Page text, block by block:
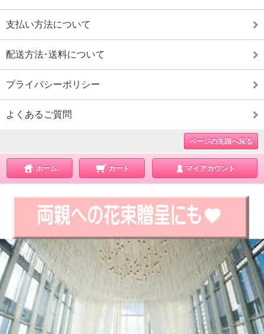
支払い方法について
配送方法･送料について
プライバシーポリシー
よくあるご質問
ページの先頭へ戻る
ホーム カート マイアカウント